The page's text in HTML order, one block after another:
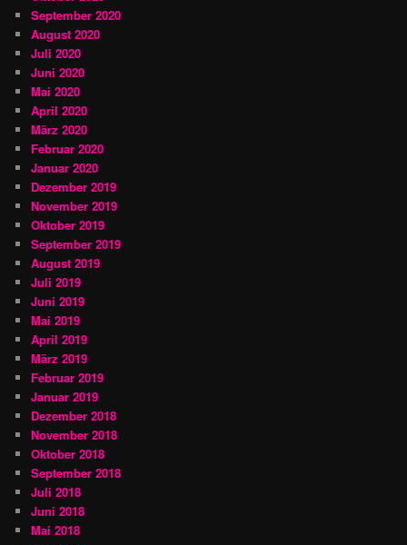
September 2020
August 2020
Juli 2020
Juni 2020
Mai 2020
April 2020
März 2020
Februar 2020
Januar 2020
Dezember 2019
November 2019
Oktober 2019
September 2019
August 2019
Juli 2019
Juni 2019
Mai 2019
April 2019
März 2019
Februar 2019
Januar 2019
Dezember 2018
November 2018
Oktober 2018
September 2018
Juli 2018
Juni 2018
Mai 2018